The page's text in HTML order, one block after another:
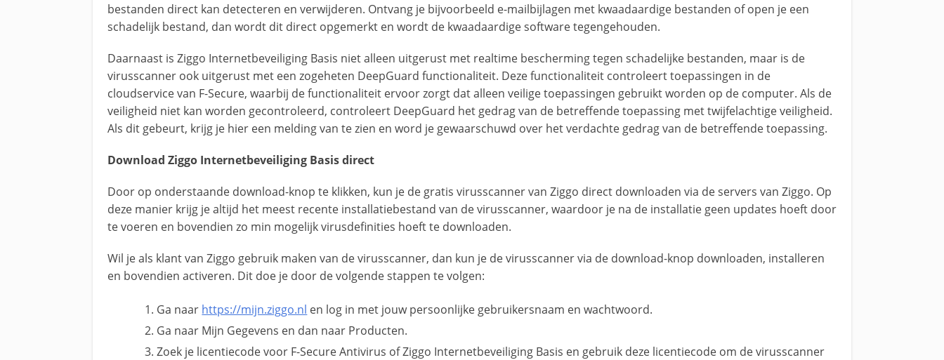
bestanden direct kan detecteren en verwijderen. Ontvang je bijvoorbeeld e-mailbijlagen met kwaadaardige bestanden of open je een
schadelijk bestand, dan wordt dit direct opgemerkt en wordt de kwaadaardige software tegengehouden.
Daarnaast is Ziggo Internetbeveiliging Basis niet alleen uitgerust met realtime bescherming tegen schadelijke bestanden, maar is de
virusscanner ook uitgerust met een zogeheten DeepGuard functionaliteit. Deze functionaliteit controleert toepassingen in de
cloudservice van F-Secure, waarbij de functionaliteit ervoor zorgt dat alleen veilige toepassingen gebruikt worden op de computer. Als de
veiligheid niet kan worden gecontroleerd, controleert DeepGuard het gedrag van de betreffende toepassing met twijfelachtige veiligheid.
Als dit gebeurt, krijg je hier een melding van te zien en word je gewaarschuwd over het verdachte gedrag van de betreffende toepassing.
Download Ziggo Internetbeveiliging Basis direct
Door op onderstaande download-knop te klikken, kun je de gratis virusscanner van Ziggo direct downloaden via de servers van Ziggo. Op
deze manier krijg je altijd het meest recente installatiebestand van de virusscanner, waardoor je na de installatie geen updates hoeft door
te voeren en bovendien zo min mogelijk virusdefinities hoeft te downloaden.
Wil je als klant van Ziggo gebruik maken van de virusscanner, dan kun je de virusscanner via de download-knop downloaden, installeren
en bovendien activeren. Dit doe je door de volgende stappen te volgen:
Ga naar https://mijn.ziggo.nl en log in met jouw persoonlijke gebruikersnaam en wachtwoord.
Ga naar Mijn Gegevens en dan naar Producten.
Zoek je licentiecode voor F-Secure Antivirus of Ziggo Internetbeveiliging Basis en gebruik deze licentiecode om de virusscanner